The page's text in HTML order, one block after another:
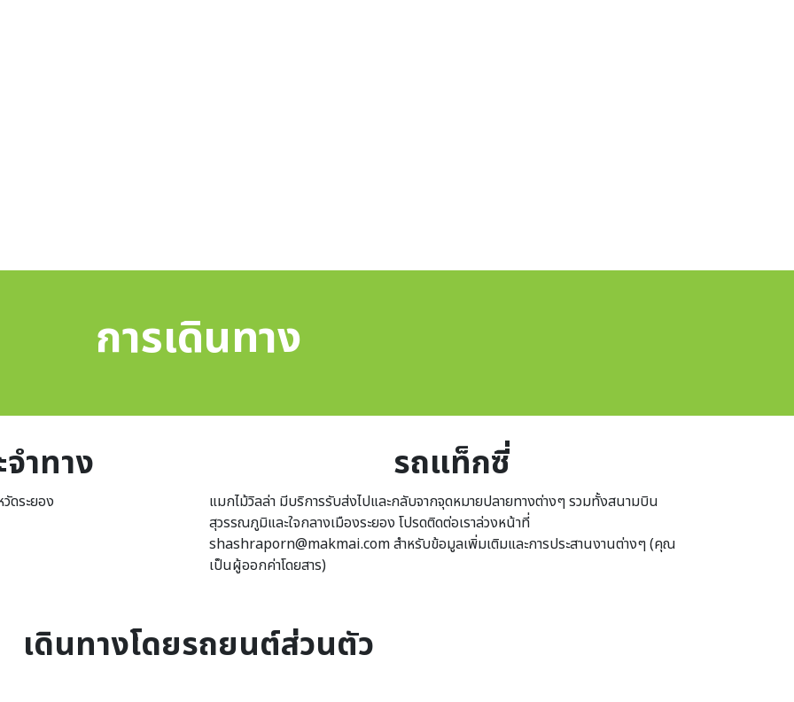
การเดินทาง
ำทาง
ดระยอง
รถแท็กซี่
แมกไม้วิลล่า มีบริการรับส่งไปและกลับจากจุดหมายปลายทางต่างๆ รวมทั้งสนามบิน
สุวรรณภูมิและใจกลางเมืองระยอง โปรดติดต่อเราล่วงหน้าที่
shashraporn@makmai.com สำหรับข้อมูลเพิ่มเติมและการประสานงานต่างๆ (คุณ
เป็นผู้ออกค่าโดยสาร)
เดินทางโดยรถยนต์ส่วนตัว